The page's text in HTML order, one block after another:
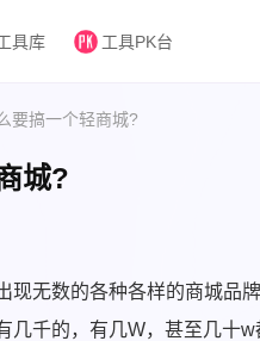
具库 工具PK台
要搞一个轻商城?
城?
现无数的各种各样的商城品
几千的，有几W，甚至几十w